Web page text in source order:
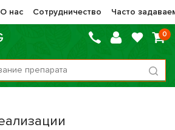
О нас Сотрудничество Часто
0